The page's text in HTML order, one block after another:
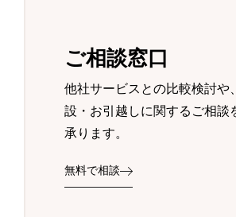
ご相談窓口
他社サービスとの比較検討や
設・お引越しに関するご相談
承ります。
無料で相談